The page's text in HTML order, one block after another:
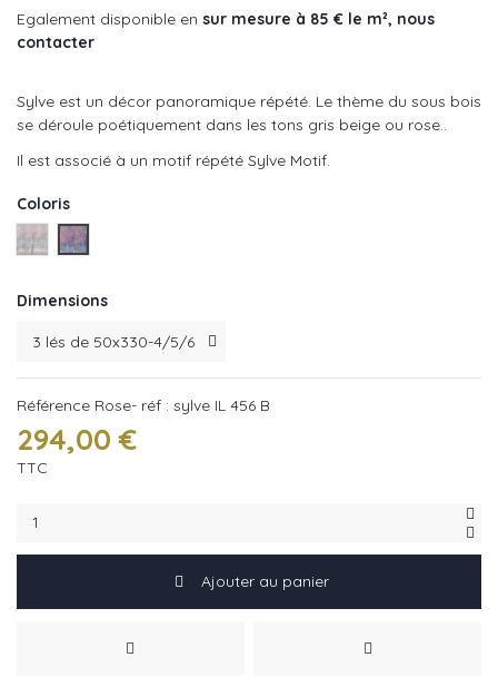
Egalement disponible en sur mesure à 85 € le m², nous
contacter
Sylve est un décor panoramique répété. Le thème du sous bois
se déroule poétiquement dans les tons gris beige ou rose..
Il est associé à un motif répété Sylve Motif.
Coloris
Gris- réf : sylve IL
Rose- réf : sylve IL
Dimensions
Référence Rose- réf : sylve IL 456 B
294,00 €
TTC
Ajouter au panier